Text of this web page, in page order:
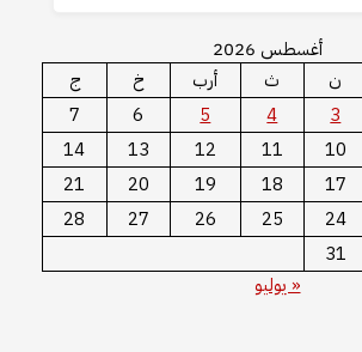
أغسطس 2026
ن ث أرب خ
ج
3
4
5
6
7
10
11
12
13
14
17
18
19
20
21
24
25
26
27
28
31
« يوليو